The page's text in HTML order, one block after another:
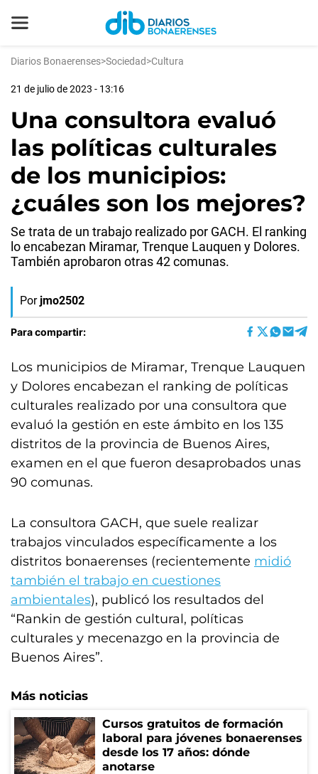
Diarios Bonaerenses>Sociedad>Cultura
21 de julio de 2023 - 13:16
Una consultora evaluó
las políticas culturales
de los municipios:
¿cuáles son los mejores?
Se trata de un trabajo realizado por GACH. El ranking
lo encabezan Miramar, Trenque Lauquen y Dolores.
También aprobaron otras 42 comunas.
Por jmo2502
Para compartir:
Los municipios de Miramar, Trenque Lauquen
y Dolores encabezan el ranking de políticas
culturales realizado por una consultora que
evaluó la gestión en este ámbito en los 135
distritos de la provincia de Buenos Aires,
examen en el que fueron desaprobados unas
90 comunas.
La consultora GACH, que suele realizar
trabajos vinculados específicamente a los
distritos bonaerenses (recientemente midió
también el trabajo en cuestiones
ambientales), publicó los resultados del
“Rankin de gestión cultural, políticas
culturales y mecenazgo en la provincia de
Buenos Aires”.
Más noticias
Cursos gratuitos de formación
laboral para jóvenes bonaerenses
desde los 17 años: dónde
anotarse